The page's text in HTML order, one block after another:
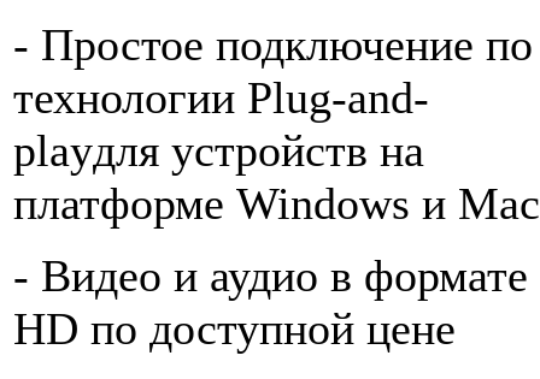
- Простое подключение по
технологии Plug-and-
playдля устройств на
платформе Windows и Mac
- Видео и аудио в формате
HD по доступной цене